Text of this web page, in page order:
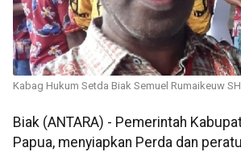
Kabag Hukum Setda Biak Semuel Rumaikeuw
Biak (ANTARA) - Pemerintah
Papua, menyiapkan Perda dan